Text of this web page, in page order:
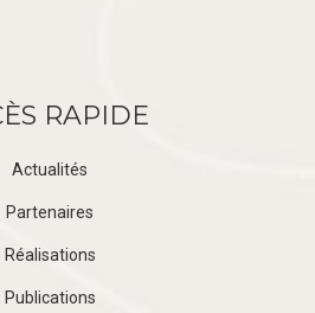
RAPIDE
Actualités
Partenaires
Réalisations
Publications